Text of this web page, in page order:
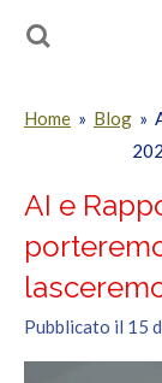
Vai
principale
Home » Blog »
AI e
Pubblicato il 15